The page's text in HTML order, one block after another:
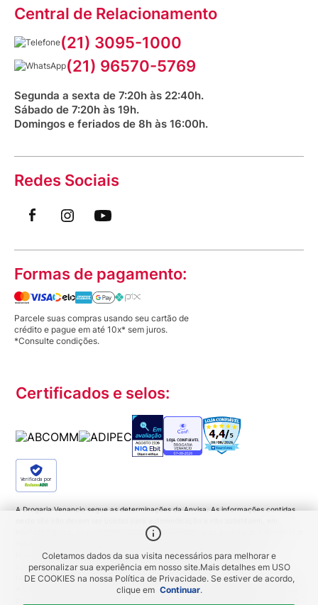
Coletamos dados da sua visita necessários para melhorar e
personalizar sua experiência em nosso site.Mais detalhes em USO
DE COOKIES na nossa Política de Privacidade. Se estiver de acordo,
clique em Continuar.
Aniversário Venancio 2025
Prazos e entregas
Bioimpedância Gratuita
Fale com o farmacêutico
Fale conosco
Saúde na praça
Central de Relacionamento
(21) 3095-1000
(21) 96570-5769
Segunda a sexta de 7:20h às 22:40h.
Sábado de 7:20h às 19h.
Domingos e feriados de 8h às 16:00h.
Redes Sociais
Formas de pagamento:
Parcele suas compras usando seu cartão de
crédito e pague em até 10x* sem juros.
*Consulte condições.
Certificados e selos:
Verificada por
A Drogaria Venancio segue as determinações da Anvisa. As informações contidas
hipótese alguma, as orientações dadas pelo profissional da área médica. Somente o
médico está apto a diagnosticar qualquer problema de saúde e prescrever o
tratamento adequado. Ao persistirem os sintomas um médico deverá ser
consultado. Medicamentos podem trazer riscos. Procure o médico e o
farmacêutico. Leia a bula. Todas as imagens deste site são meramente ilustrativas.
A disponibilidade de produtos variam de acordo com a quantidade em estoque. Os